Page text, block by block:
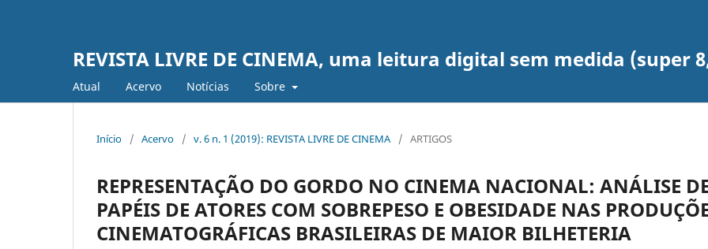
REVISTA LIVRE DE CINEMA, uma leitura digital sem medida (super
Atual Acervo Notícias Sobre
Início / Acervo / v. 6 n. 1 (2019): REVISTA LIVRE DE CINEMA / ARTIGOS
REPRESENTAÇÃO DO GORDO NO CINEMA NACIONAL: ANÁLISE
PAPÉIS DE ATORES COM SOBREPESO E OBESIDADE NAS
CINEMATOGRÁFICAS BRASILEIRAS DE MAIOR BILHETERIA